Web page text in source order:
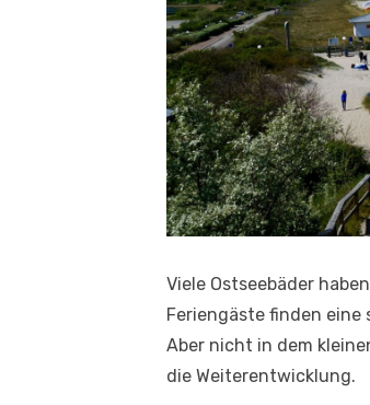
Viele Ostseebäder
Feriengäste finden
Aber nicht in dem
die Weiterentwicklung.